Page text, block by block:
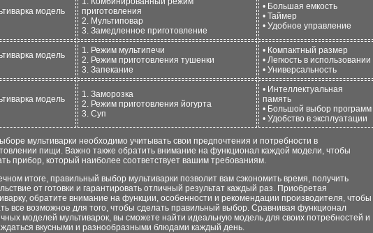
модель
приготовления
2. Мультиповар
3. Замедленное приготовление
• Большая емкость
• Таймер
• Удобное управление
модель
1. Режим мультипечи
2. Режим приготовления тушенки
3. Запекание
• Компактный размер
• Легкость в использовании
• Универсальность
модель
1. Заморозка
2. Режим приготовления йогурта
3. Суп
• Интеллектуальная
память
• Большой выбор программ
• Удобство в эксплуатации
мультиварки необходимо учитывать свои предпочтения и потребности в
пищи. Важно также обратить внимание на функционал каждой модели, чтобы
прибор, который наиболее соответствует вашим требованиям.
итоге, правильный выбор мультиварки позволит вам сэкономить время, получить
от готовки и гарантировать отличный результат каждый раз. Приобретая
обратите внимание на функции, особенности и рекомендации производителя, чтобы
все возможное для того, чтобы сделать правильный выбор. Сравнивая функционал
моделей мультиварок, вы сможете найти идеальную модель для своих потребностей и
вкусными и разнообразными блюдами каждый день.